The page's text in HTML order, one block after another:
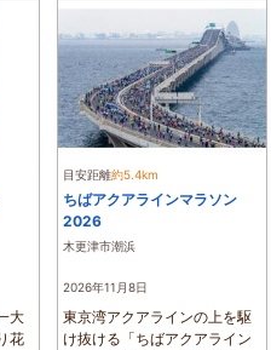
大
花
目安距離約5.4km
ちばアクアラインマラソン
2026
木更津市潮浜
2026年11月8日
東京湾アクアラインの上を駆
け抜ける「ちばアクアライン